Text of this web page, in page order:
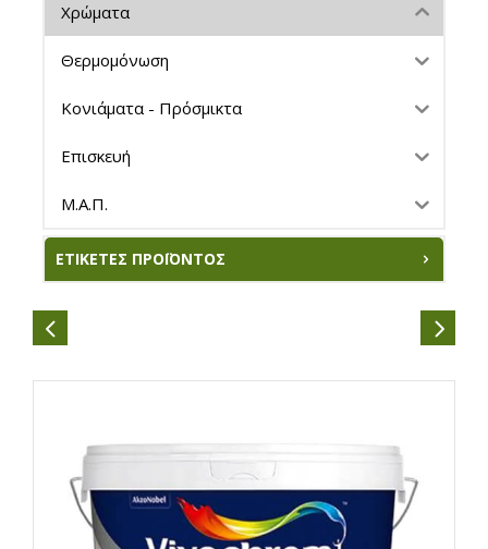
Χρώματα
Θερμομόνωση
Κονιάματα - Πρόσμικτα
Επισκευή
Μ.Α.Π.
ΕΤΙΚΈΤΕΣ ΠΡΟΪΌΝΤΟΣ